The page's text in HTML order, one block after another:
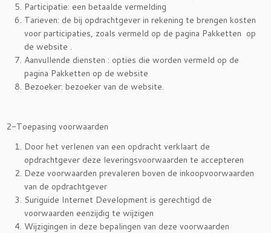
Participatie: een betaalde vermelding
Tarieven: de bij opdrachtgever in rekening te brengen kosten
voor participaties, zoals vermeld op de pagina Pakketten op
de website .
Aanvullende diensten : opties die worden vermeld op de
pagina Pakketten op de website
Bezoeker: bezoeker van de website.
2-Toepasing voorwaarden
Door het verlenen van een opdracht verklaart de
opdrachtgever deze leveringsvoorwaarden te accepteren
Deze voorwaarden prevaleren boven de inkoopvoorwaarden
van de opdrachtgever
Suriguide Internet Development is gerechtigd de
voorwaarden eenzijdig te wijzigen
Wijzigingen in deze bepalingen van deze voorwaarden